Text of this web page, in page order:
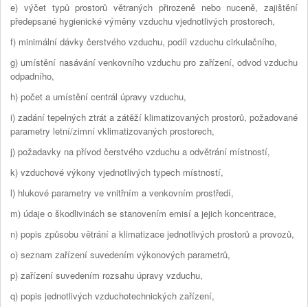
e) výčet typů prostorů větraných přirozeně nebo nuceně, zajištění
předepsané hygienické výměny vzduchu vjednotlivých prostorech,
f) minimální dávky čerstvého vzduchu, podíl vzduchu cirkulačního,
g) umístění nasávání venkovního vzduchu pro zařízení, odvod vzduchu
odpadního,
h) počet a umístění centrál úpravy vzduchu,
i) zadání tepelných ztrát a zátěží klimatizovaných prostorů, požadované
parametry letní/zimní vklimatizovaných prostorech,
j) požadavky na přívod čerstvého vzduchu a odvětrání místností,
k) vzduchové výkony vjednotlivých typech místností,
l) hlukové parametry ve vnitřním a venkovním prostředí,
m) údaje o škodlivinách se stanovením emisí a jejich koncentrace,
n) popis způsobu větrání a klimatizace jednotlivých prostorů a provozů,
o) seznam zařízení suvedením výkonových parametrů,
p) zařízení suvedením rozsahu úpravy vzduchu,
q) popis jednotlivých vzduchotechnických zařízení,